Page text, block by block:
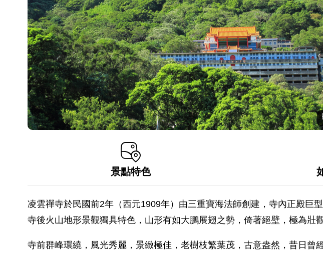
景點特色
凌雲禪寺於民國前2年（西元1909年）由三重寶海法師創建，寺內正殿巨
寺後火山地形景觀獨具特色，山形有如大鵬展翅之勢，倚著絕壁，極為壯觀
寺前群峰環繞，風光秀麗，景緻極佳，老樹枝繁葉茂，古意盎然，昔日